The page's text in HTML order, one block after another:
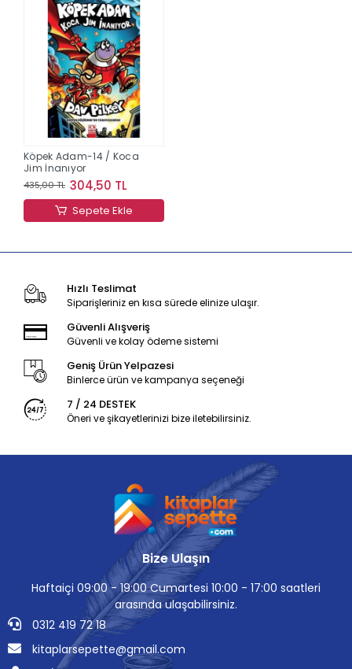
Köpek Adam-14 / Koca
Jim İnanıyor
435,00 TL 304,50 TL
Sepete Ekle
Hızlı Teslimat
Siparişleriniz en kısa sürede elinize ulaşır.
Güvenli Alışveriş
Güvenli ve kolay ödeme sistemi
Geniş Ürün Yelpazesi
Binlerce ürün ve kampanya seçeneği
7 / 24 DESTEK
Öneri ve şikayetlerinizi bize iletebilirsiniz.
Bize Ulaşın
Haftaiçi 09:00 - 19:00 Cumartesi 10:00 - 17:00 saatleri
arasında ulaşabilirsiniz.
0312 419 72 18
kitaplarsepette@gmail.com